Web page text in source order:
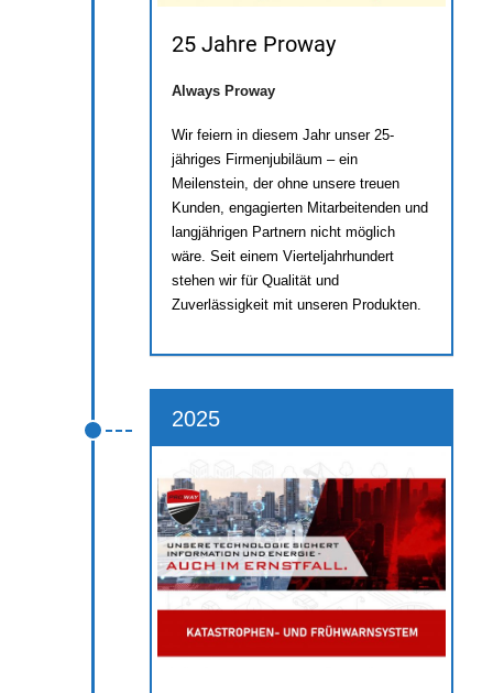
25 Jahre Proway
Always Proway
Wir feiern in diesem Jahr unser 25-
jähriges Firmenjubiläum – ein
Meilenstein, der ohne unsere treuen
Kunden, engagierten Mitarbeitenden und
langjährigen Partnern nicht möglich
wäre. Seit einem Vierteljahrhundert
stehen wir für Qualität und
Zuverlässigkeit mit unseren Produkten.
2025